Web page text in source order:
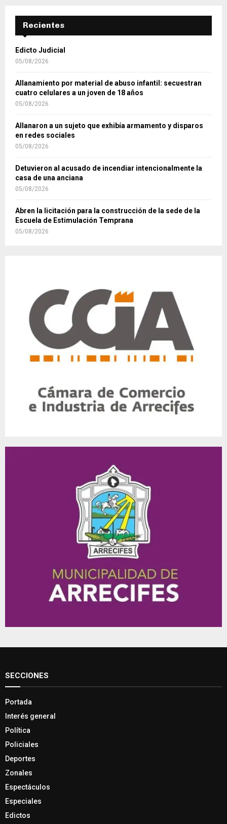
Recientes
Edicto Judicial
05/08/2026
Allanamiento por material de abuso infantil: secuestran
cuatro celulares a un joven de 18 años
05/08/2026
Allanaron a un sujeto que exhibía armamento y disparos
en redes sociales
05/08/2026
Detuvieron al acusado de incendiar intencionalmente la
casa de una anciana
05/08/2026
Abren la licitación para la construcción de la sede de la
Escuela de Estimulación Temprana
05/08/2026
SECCIONES
Portada
Interés general
Política
Policiales
Deportes
Zonales
Espectáculos
Especiales
Edictos